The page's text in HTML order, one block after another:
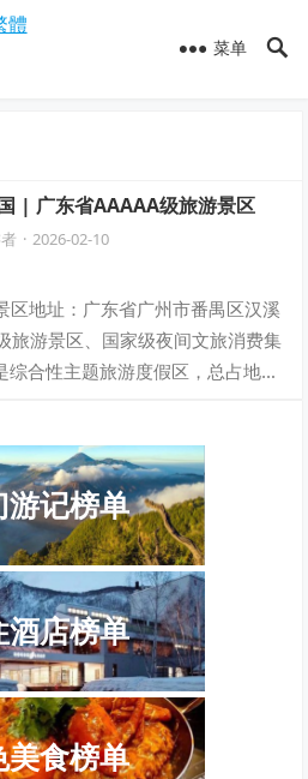
體
菜单
| 广东省AAAAA级旅游景区
· 2026-02-10
区地址：广东省广州市番禺区汉溪
旅游景区、国家级夜间文旅消费集
合性主题旅游度假区，总占地面
游记榜单
酒店榜单
美食榜单